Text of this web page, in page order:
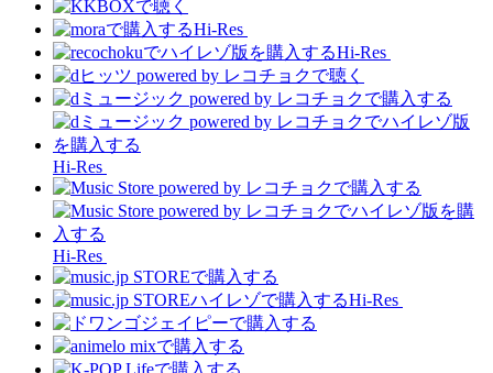
Hi-Res
Hi-Res
Hi-Res
Hi-Res
Hi-Res